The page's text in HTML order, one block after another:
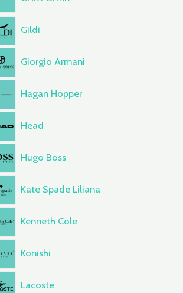
Gildi
Giorgio Armani
Hagan Hopper
Head
Hugo Boss
Kate Spade Liliana
Kenneth Cole
Konishi
Lacoste